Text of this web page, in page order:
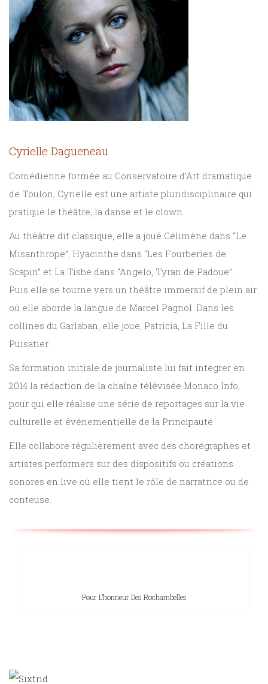
Sciences
humaines
PARAÎTRE
CONTACT
Cyrielle Dagueneau
Comédienne formée au Conservatoire d’Art dramatique
de Toulon, Cyrielle est une artiste pluridisciplinaire qui
pratique le théâtre, la danse et le clown.
Au théâtre dit classique, elle a joué Célimène dans “Le
Misanthrope”, Hyacinthe dans “Les Fourberies de
Scapin” et La Tisbe dans “Angelo, Tyran de Padoue”.
Puis elle se tourne vers un théâtre immersif de plein air
où elle aborde la langue de Marcel Pagnol. Dans les
collines du Garlaban, elle joue, Patricia, La Fille du
Puisatier.
Sa formation initiale de journaliste lui fait intégrer en
2014 la rédaction de la chaîne télévisée Monaco Info,
pour qui elle réalise une série de reportages sur la vie
culturelle et événementielle de la Principauté.
Elle collabore régulièrement avec des chorégraphes et
artistes performers sur des dispositifs ou créations
sonores en live où elle tient le rôle de narratrice ou de
conteuse.
Pour L’honneur Des Rochambelles